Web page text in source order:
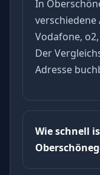
In
Vodafone,
Der
Adresse
Wie schnell